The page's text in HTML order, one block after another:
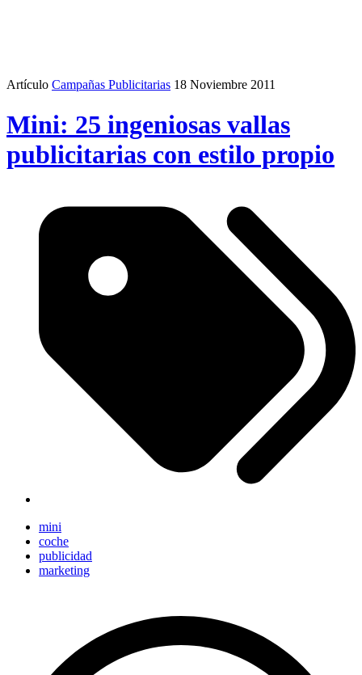
Artículo Campañas Publicitarias 18 Noviembre 2011
Mini: 25 ingeniosas vallas
publicitarias con estilo propio
mini
coche
publicidad
marketing